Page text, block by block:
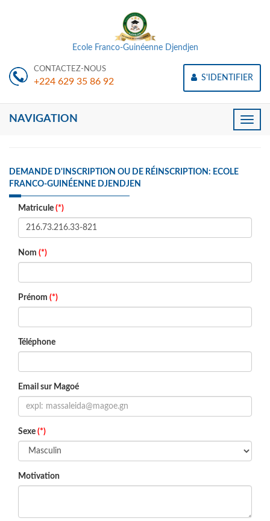
Ecole Franco-Guinéenne Djendjen
CONTACTEZ-NOUS
+224 629 35 86 92 S'IDENTIFIER
Toggle
NAVIGATION
DEMANDE D'INSCRIPTION OU DE RÉINSCRIPTION: ECOLE
FRANCO-GUINÉENNE DJENDJEN
Matricule (*)
Nom (*)
Prénom (*)
Téléphone
Email sur Magoé
Sexe (*)
Motivation